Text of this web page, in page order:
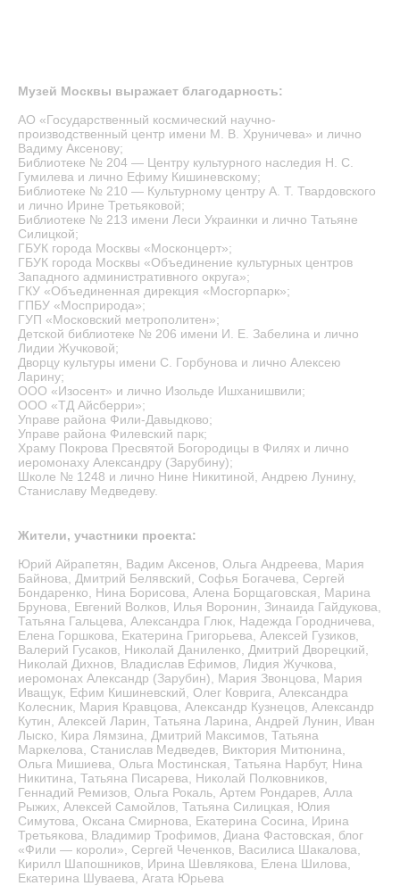
Музей Москвы выражает благодарность:
АО «Государственный космический научно-
производственный центр имени М. В. Хруничева» и лично
Вадиму Аксенову;
Библиотеке № 204 — Центру культурного наследия Н. С.
Гумилева и лично Ефиму Кишиневскому;
Библиотеке № 210 — Культурному центру А. Т. Твардовского
и лично Ирине Третьяковой;
Библиотеке № 213 имени Леси Украинки и лично Татьяне
Силицкой;
ГБУК города Москвы «Москонцерт»;
ГБУК города Москвы «Объединение культурных центров
Западного административного округа»;
ГКУ «Объединенная дирекция «Мосгорпарк»;
ГПБУ «Мосприрода»;
ГУП «Московский метрополитен»;
Детской библиотеке № 206 имени И. Е. Забелина и лично
Лидии Жучковой;
Дворцу культуры имени С. Горбунова и лично Алексею
Ларину;
ООО «Изосент» и лично Изольде Ишханишвили;
ООО «ТД Айсберри»;
Управе района Фили-Давыдково;
Управе района Филевский парк;
Храму Покрова Пресвятой Богородицы в Филях и лично
иеромонаху Александру (Зарубину);
Школе № 1248 и лично Нине Никитиной, Андрею Лунину,
Станиславу Медведеву.
Жители, участники проекта:
Юрий Айрапетян, Вадим Аксенов, Ольга Андреева, Мария
Байнова, Дмитрий Белявский, Софья Богачева, Сергей
Бондаренко, Нина Борисова, Алена Борщаговская, Марина
Брунова, Евгений Волков, Илья Воронин, Зинаида Гайдукова,
Татьяна Гальцева, Александра Глюк, Надежда Городничева,
Елена Горшкова, Екатерина Григорьева, Алексей Гузиков,
Валерий Гусаков, Николай Даниленко, Дмитрий Дворецкий,
Николай Дихнов, Владислав Ефимов, Лидия Жучкова,
иеромонах Александр (Зарубин), Мария Звонцова, Мария
Иващук, Ефим Кишиневский, Олег Коврига, Александра
Колесник, Мария Кравцова, Александр Кузнецов, Александр
Кутин, Алексей Ларин, Татьяна Ларина, Андрей Лунин, Иван
Лыско, Кира Лямзина, Дмитрий Максимов, Татьяна
Маркелова, Станислав Медведев, Виктория Митюнина,
Ольга Мишиева, Ольга Мостинская, Татьяна Нарбут, Нина
Никитина, Татьяна Писарева, Николай Полковников,
Геннадий Ремизов, Ольга Рокаль, Артем Рондарев, Алла
Рыжих, Алексей Самойлов, Татьяна Силицкая, Юлия
Симутова, Оксана Смирнова, Екатерина Сосина, Ирина
Третьякова, Владимир Трофимов, Диана Фастовская, блог
«Фили — короли», Сергей Чеченков, Василиса Шакалова,
Кирилл Шапошников, Ирина Шевлякова, Елена Шилова,
Екатерина Шуваева, Агата Юрьева